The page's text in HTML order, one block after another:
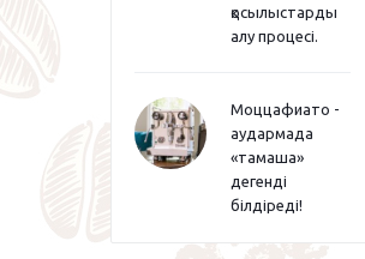
қосылыстарды
алу процесі.
Моццафиато -
аудармада
«тамаша»
дегенді
білдіреді!